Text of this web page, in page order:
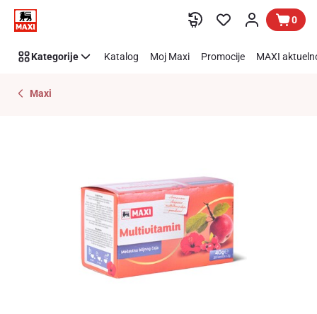
Preskoči link 0
Kategorije Katalog Moj Maxi Promocije MAXI
Maxi